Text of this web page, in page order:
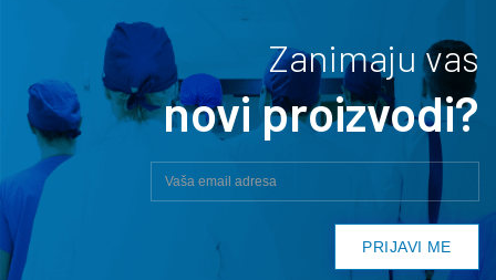
Zanimaju vas
novi proizvodi?